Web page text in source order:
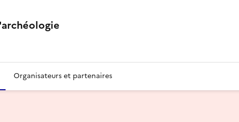
Organisateurs et partenaires